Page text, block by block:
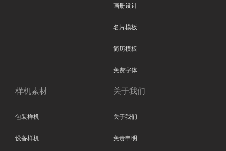
画册设计
名片模板
简历模板
免费字体
样机素材
包装样机
设备样机
关于我们
关于我们
免责申明